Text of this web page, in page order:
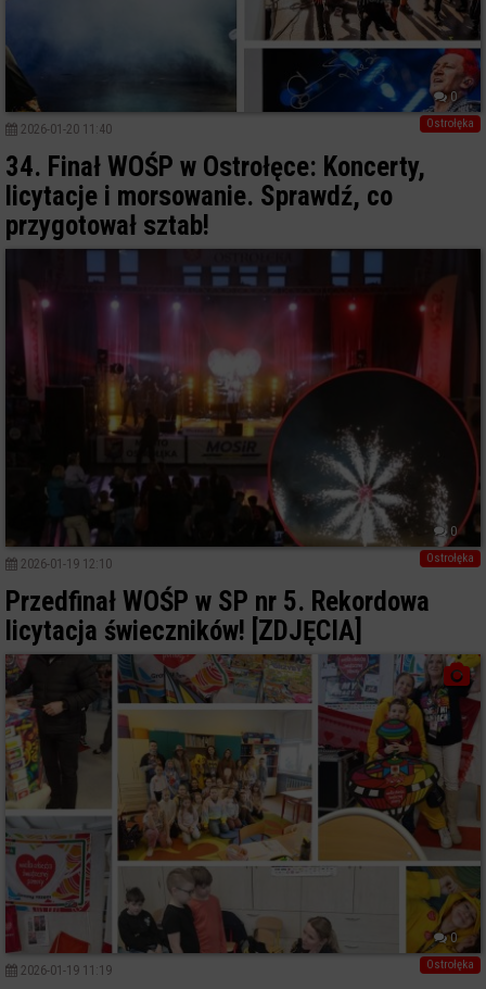
0
Ostrołęka
2026-01-20 11:40
34. Finał WOŚP w Ostrołęce: Koncerty,
licytacje i morsowanie. Sprawdź, co
przygotował sztab!
0
Ostrołęka
2026-01-19 12:10
Przedfinał WOŚP w SP nr 5. Rekordowa
licytacja świeczników! [ZDJĘCIA]
0
Ostrołęka
2026-01-19 11:19